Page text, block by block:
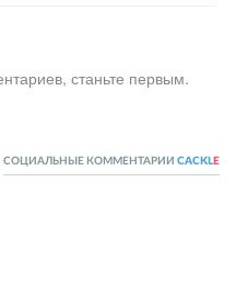
станьте первым.
СОЦИАЛЬНЫЕ КОММЕНТАРИИ CACKL E